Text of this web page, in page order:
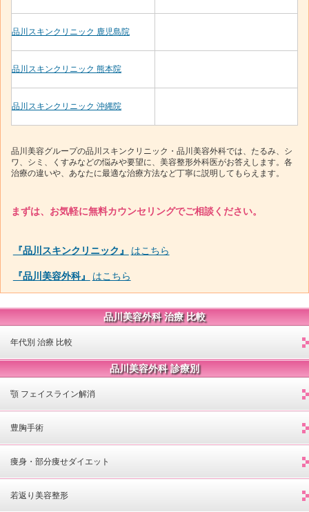
品川スキンクリニック 鹿児島院
品川スキンクリニック 熊本院
品川スキンクリニック 沖縄院
品川美容グループの品川スキンクリニック・品川美容外科では、たるみ、シ
ワ、シミ、くすみなどの悩みや要望に、美容整形外科医がお答えします。各
治療の違いや、あなたに最適な治療方法など丁寧に説明してもらえます。
まずは、お気軽に無料カウンセリングでご相談ください。
『品川スキンクリニック』 はこちら
『品川美容外科』 はこちら
品川美容外科 治療 比較
年代別 治療 比較
品川美容外科 診療別
顎 フェイスライン解消
豊胸手術
痩身・部分痩せダイエット
若返り美容整形